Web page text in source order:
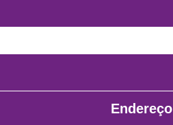
Endereço